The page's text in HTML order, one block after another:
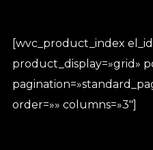
[wvc_product_index
product_display=»grid»
order=»» columns=»3″]